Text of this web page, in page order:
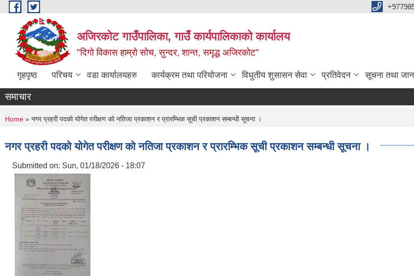
Skip to main content
अजिरकोट गाउँपालिका, गाउँ कार्यपालिकाको कार्यालय
"दिगो विकास हाम्रो सोच, सुन्दर, शान्त, समृद्ध अजिरकोट"
गृहपृष्ठ परिचय वडा कार्यालयहरु कार्यक्रम तथा परियोजना विधुतीय शुसासन सेवा प्रतिवेदन सूचना तथा
समाचार
You are here
Home » नगर प्रहरी पदको योगेत परीक्षण को नतिजा प्रकाशन र प्रारम्भिक सूची प्रकाशन सम्बन्धी सूचना ।
नगर प्रहरी पदको योगेत परीक्षण को नतिजा प्रकाशन र प्रारम्भिक सूची प्रकाशन सम्बन्धी सूचना ।
Submitted on: Sun, 01/18/2026 - 18:07